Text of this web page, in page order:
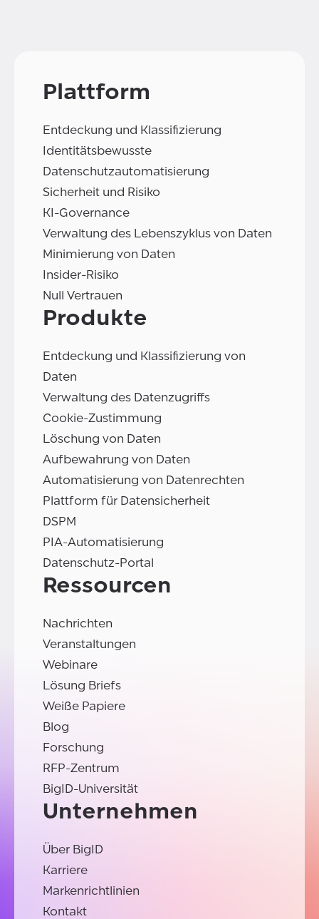
Plattform
Entdeckung und Klassifizierung
Identitätsbewusste
Datenschutzautomatisierung
Sicherheit und Risiko
KI-Governance
Verwaltung des Lebenszyklus von Daten
Minimierung von Daten
Insider-Risiko
Null Vertrauen
Produkte
Entdeckung und Klassifizierung von
Daten
Verwaltung des Datenzugriffs
Cookie-Zustimmung
Löschung von Daten
Aufbewahrung von Daten
Automatisierung von Datenrechten
Plattform für Datensicherheit
DSPM
PIA-Automatisierung
Datenschutz-Portal
Ressourcen
Nachrichten
Veranstaltungen
Webinare
Lösung Briefs
Weiße Papiere
Blog
Forschung
RFP-Zentrum
BigID-Universität
Unternehmen
Über BigID
Karriere
Markenrichtlinien
Kontakt